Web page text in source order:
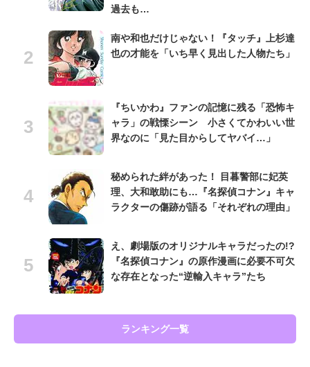
過去も…
南や和也だけじゃない！『タッチ』上杉達
也の才能を「いち早く見出した人物たち」
『ちいかわ』ファンの記憶に残る「恐怖キ
ャラ」の戦慄シーン 小さくてかわいい世
界なのに「見た目からしてヤバイ…」
秘められた絆があった！ 目暮警部に妃英
理、大和敢助にも…『名探偵コナン』キャ
ラクターの傷跡が語る「それぞれの理由」
え、劇場版のオリジナルキャラだったの!?
『名探偵コナン』の原作漫画に必要不可欠
な存在となった“逆輸入キャラ”たち
ランキング一覧